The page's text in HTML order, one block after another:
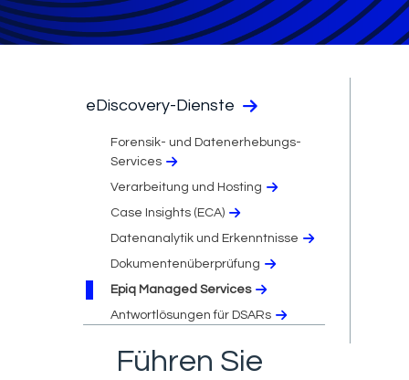
eDiscovery-Dienste
Forensik- und Datenerhebungs-
Services
Verarbeitung und Hosting
Case Insights (ECA)
Datenanalytik und Erkenntnisse
Dokumentenüberprüfung
Epiq Managed Services
Antwortlösungen für DSARs
Führen Sie